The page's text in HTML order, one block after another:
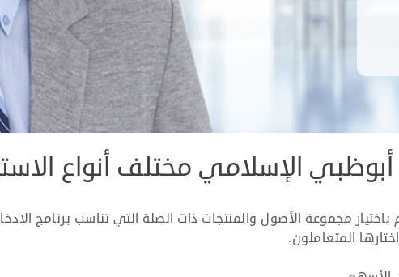
الإسلامي مختلف أنواع
باختيار مجموعة الأصول والمنتجات ذات الصلة التي تناسب برنامج
المتعاملون.